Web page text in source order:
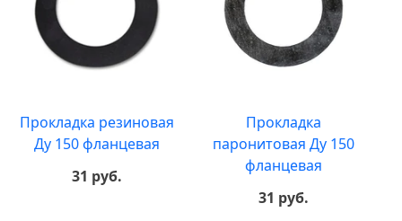
Прокладка резиновая
Ду 150 фланцевая
31 руб.
Прокладка
паронитовая Ду 150
фланцевая
31 руб.